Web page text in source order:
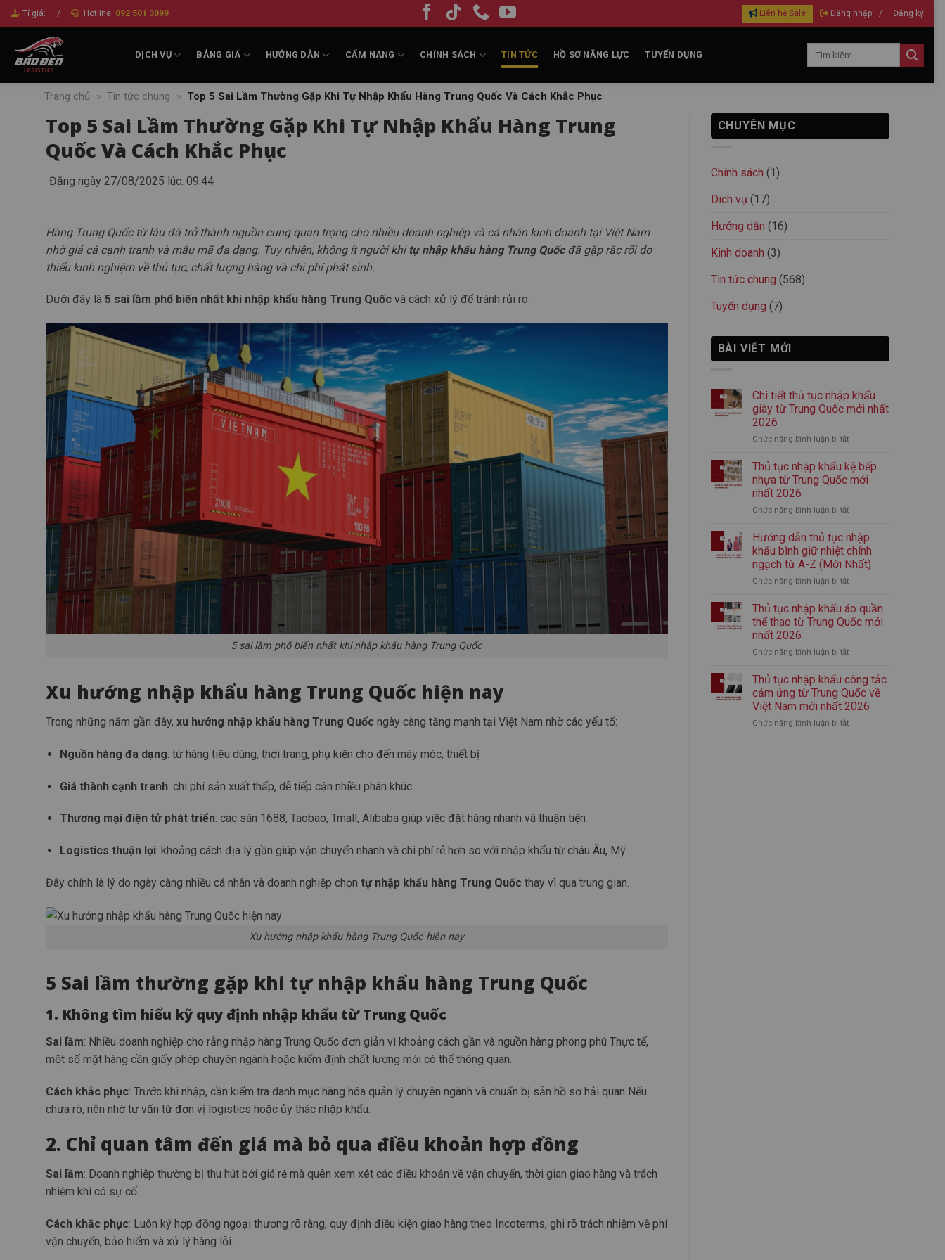
qua
dung
Tỉ giá: / Hotline: 092 501 3099 Liên hệ Sale Đăng nhập / Đăng ký
DỊCH VỤ BẢNG GIÁ HƯỚNG DẪN CẨM NANG CHÍNH SÁCH TIN TỨC HỒ SƠ NĂNG LỰC TUYỂN DỤNG
Trang chủ » Tin tức chung » Top 5 Sai Lầm Thường Gặp Khi Tự Nhập Khẩu Hàng Trung Quốc Và Cách Khắc Phục
Top 5 Sai Lầm Thường Gặp Khi Tự Nhập Khẩu Hàng Trung
Quốc Và Cách Khắc Phục
Đăng ngày 27/08/2025 lúc: 09:44
Hàng Trung Quốc từ lâu đã trở thành nguồn cung quan trọng cho nhiều doanh nghiệp và cá nhân kinh doanh tại Việt Nam
nhờ giá cả cạnh tranh và mẫu mã đa dạng. Tuy nhiên, không ít người khi tự nhập khẩu hàng Trung Quốcđã gặp rắc rối do
thiếu kinh nghiệm về thủ tục, chất lượng hàng và chi phí phát sinh.
Dưới đây là 5 sai lầm phổ biến nhất khi nhập khẩu hàng Trung Quốcvà cách xử lý để tránh rủi ro.
5 sai lầm phổ biến nhất khi nhập khẩu hàng Trung Quốc
Xu hướng nhập khẩu hàng Trung Quốc hiện nay
Trong những năm gần đây, xu hướng nhập khẩu hàng Trung Quốcngày càng tăng mạnh tại Việt Nam nhờ các yếu tố:
Nguồn hàng đa dạng: từ hàng tiêu dùng, thời trang, phụ kiện cho đến máy móc, thiết bị
Giá thành cạnh tranh: chi phí sản xuất thấp, dễ tiếp cận nhiều phân khúc
Thương mại điện tử phát triển: các sàn 1688, Taobao, Tmall, Alibaba giúp việc đặt hàng nhanh và thuận tiện
Logistics thuận lợi: khoảng cách địa lý gần giúp vận chuyển nhanh và chi phí rẻ hơn so với nhập khẩu từ châu Âu, Mỹ
Đây chính là lý do ngày càng nhiều cá nhân và doanh nghiệp chọn tự nhập khẩu hàng Trung Quốcthay vì qua trung gian.
Xu hướng nhập khẩu hàng Trung Quốc hiện nay
5 Sai lầm thường gặp khi tự nhập khẩu hàng Trung Quốc
1. Không tìm hiểu kỹ quy định nhập khẩu từ Trung Quốc
Sai lầm: Nhiều doanh nghiệp cho rằng nhập hàng Trung Quốc đơn giản vì khoảng cách gần và nguồn hàng phong phú Thực tế,
một số mặt hàng cần giấy phép chuyên ngành hoặc kiểm định chất lượng mới có thể thông quan.
Cách khắc phục: Trước khi nhập, cần kiểm tra danh mục hàng hóa quản lý chuyên ngành và chuẩn bị sẵn hồ sơ hải quan Nếu
chưa rõ, nên nhờ tư vấn từ đơn vị logistics hoặc ủy thác nhập khẩu.
2. Chỉ quan tâm đến giá mà bỏ qua điều khoản hợp đồng
Sai lầm: Doanh nghiệp thường bị thu hút bởi giá rẻ mà quên xem xét các điều khoản về vận chuyển, thời gian giao hàng và trách
nhiệm khi có sự cố.
Cách khắc phục: Luôn ký hợp đồng ngoại thương rõ ràng, quy định điều kiện giao hàng theo Incoterms, ghi rõ trách nhiệm về phí
vận chuyển, bảo hiểm và xử lý hàng lỗi.
CHUYÊN MỤC
Chính sách (1)
Dich vụ (17)
Hướng dẫn (16)
Kinh doanh (3)
Tin tức chung (568)
Tuyển dụng (7)
BÀI VIẾT MỚI
Chi tiết thủ tục nhập khẩu
giày từ Trung Quốc mới nhất
2026
Chức năng bình luận bị tắtở
tiết
thủ
khẩu
từ
Trung
Quốc
mới
nhất
Thủ tục nhập khẩu kệ bếp
nhựa từ Trung Quốc mới
nhất 2026
Chức năng bình luận bị tắtở
tục
nhập
khẩu
kệ
bếp
từ
Trung
nhất
Hướng dẫn thủ tục nhập
khẩu bình giữ nhiệt chính
ngạch từ A-Z (Mới Nhất)
Chức năng bình luận bị tắtở
dẫn
thủ
khẩu
giữ
nhiệt
chính
ngạch
từ
Thủ tục nhập khẩu áo quần
thể thao từ Trung Quốc mới
nhất 2026
Chức năng bình luận bị tắtở
tục
nhập
khẩu
áo
quần
Thủ tục nhập khẩu công tắc
cảm ứng từ Trung Quốc về
Việt Nam mới nhất 2026
Chức năng bình luận bị tắtở